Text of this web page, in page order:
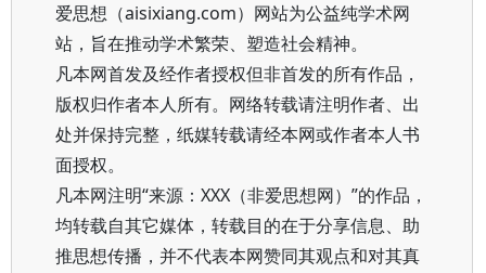
爱思想（aisixiang.com）网站为公益纯学术网
站，旨在推动学术繁荣、塑造社会精神。
凡本网首发及经作者授权但非首发的所有作品，
版权归作者本人所有。网络转载请注明作者、出
处并保持完整，纸媒转载请经本网或作者本人书
面授权。
凡本网注明“来源：XXX（非爱思想网）”的作品，
均转载自其它媒体，转载目的在于分享信息、助
推思想传播，并不代表本网赞同其观点和对其真